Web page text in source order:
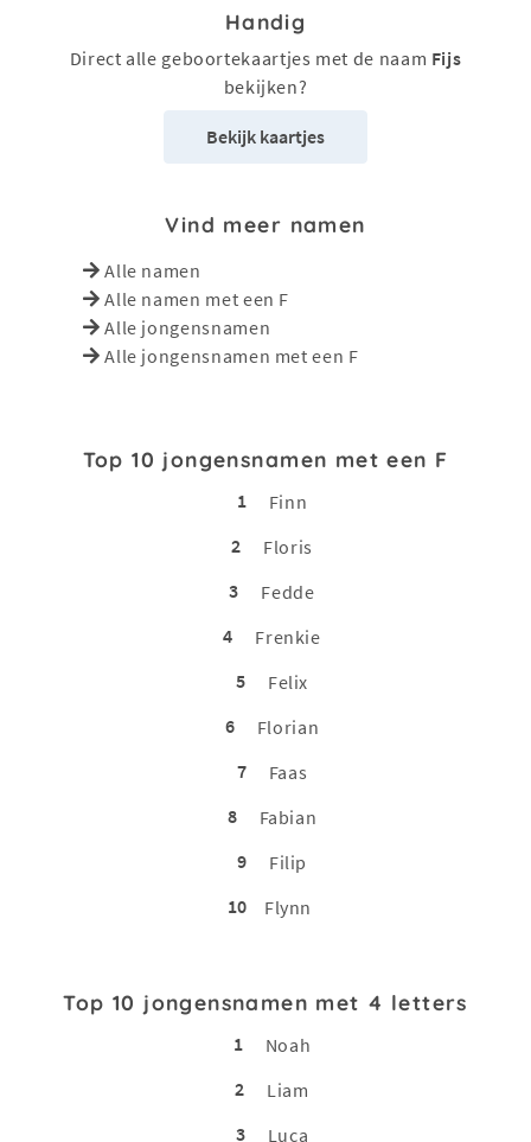
Handig
Direct alle geboortekaartjes met de naam Fijs
bekijken?
Bekijk kaartjes
Vind meer namen
Alle namen
Alle namen met een F
Alle jongensnamen
Alle jongensnamen met een F
Top 10 jongensnamen met een F
1
Finn
2
Floris
3
Fedde
4
Frenkie
5
Felix
6
Florian
7
Faas
8
Fabian
9
Filip
10
Flynn
Top 10 jongensnamen met 4 letters
1
Noah
2
Liam
3
Luca